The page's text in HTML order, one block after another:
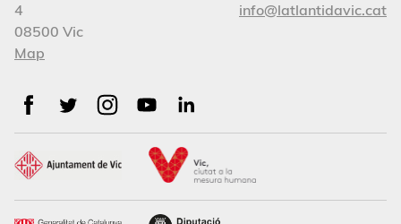
4
08500 Vic
Map
info@latlantidavic.cat